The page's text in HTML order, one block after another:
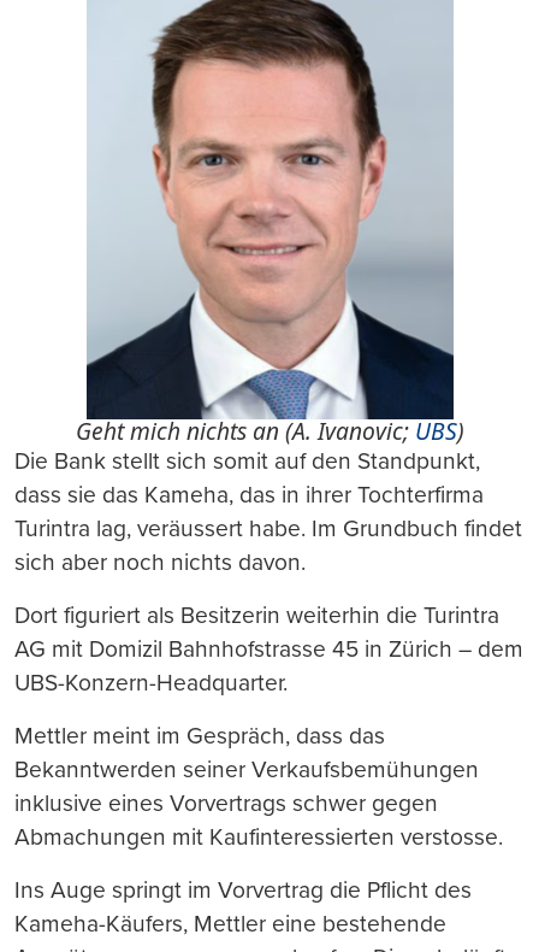
Geht mich nichts an (A. Ivanovic;UBS)
Die Bank stellt sich somit auf den Standpunkt,
dass sie das Kameha, das in ihrer Tochterfirma
Turintra lag, veräussert habe. Im Grundbuch findet
sich aber noch nichts davon.
Dort figuriert als Besitzerin weiterhin die Turintra
AG mit Domizil Bahnhofstrasse 45 in Zürich – dem
UBS-Konzern-Headquarter.
Mettler meint im Gespräch, dass das
Bekanntwerden seiner Verkaufsbemühungen
inklusive eines Vorvertrags schwer gegen
Abmachungen mit Kaufinteressierten verstosse.
Ins Auge springt im Vorvertrag die Pflicht des
Kameha-Käufers, Mettler eine bestehende